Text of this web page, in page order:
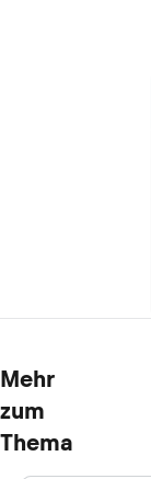
Mehr
zum
Thema